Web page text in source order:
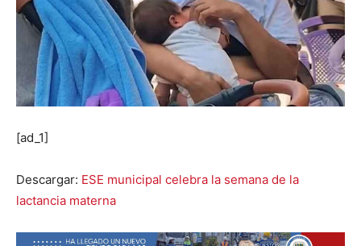
[ad_1]
Descargar: ESE municipal celebra la semana de la
lactancia materna